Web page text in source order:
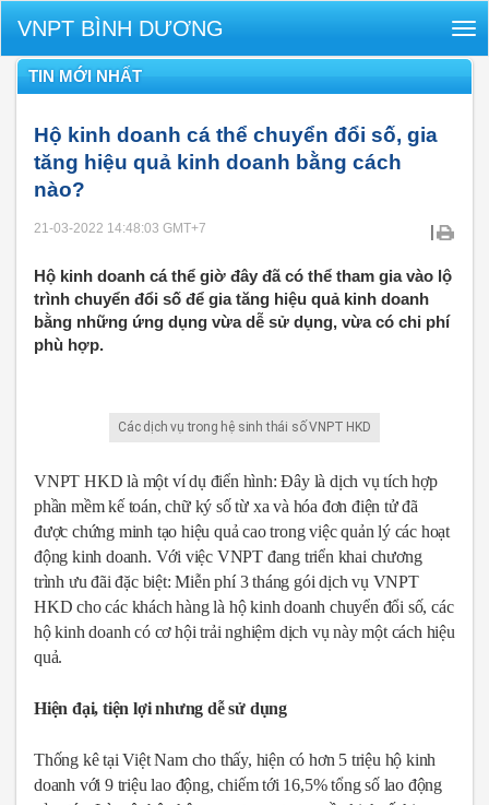
VNPT BÌNH DƯƠNG
TIN MỚI NHẤT
Hộ kinh doanh cá thể chuyển đổi số, gia
tăng hiệu quả kinh doanh bằng cách
nào?
21-03-2022 14:48:03 GMT+7 |
Hộ kinh doanh cá thể giờ đây đã có thể tham gia vào lộ
trình chuyển đổi số để gia tăng hiệu quả kinh doanh
bằng những ứng dụng vừa dễ sử dụng, vừa có chi phí
phù hợp.
Các dịch vụ trong hệ sinh thái số VNPT HKD
VNPT HKD là một ví dụ điển hình: Đây là dịch vụ tích hợp
phần mềm kế toán, chữ ký số từ xa và hóa đơn điện tử đã
được chứng minh tạo hiệu quả cao trong việc quản lý các hoạt
động kinh doanh. Với việc VNPT đang triển khai chương
trình ưu đãi đặc biệt: Miễn phí 3 tháng gói dịch vụ VNPT
HKD cho các khách hàng là hộ kinh doanh chuyển đổi số, các
hộ kinh doanh có cơ hội trải nghiệm dịch vụ này một cách hiệu
quả.
Hiện đại, tiện lợi nhưng dễ sử dụng
Thống kê tại Việt Nam cho thấy, hiện có hơn 5 triệu hộ kinh
doanh với 9 triệu lao động, chiếm tới 16,5% tổng số lao động